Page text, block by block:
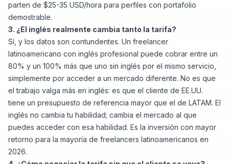
parten de $25-35 USD/hora para perfiles con portafolio
demostrable.
3. ¿El inglés realmente cambia tanto la tarifa?
Sí, y los datos son contundentes. Un freelancer
latinoamericano con inglés profesional puede cobrar entre un
80% y un 100% más que uno sin inglés por el mismo servicio,
simplemente por acceder a un mercado diferente. No es que
el trabajo valga más en inglés: es que el cliente de EE.UU.
tiene un presupuesto de referencia mayor que el de LATAM. El
inglés no cambia tu habilidad; cambia el mercado al que
puedes acceder con esa habilidad. Es la inversión con mayor
retorno para la mayoría de freelancers latinoamericanos en
2026.